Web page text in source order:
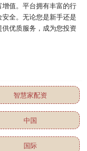
值。平台拥有丰富的行
全。无论您是新手还是
优质服务，成为您投资
智慧家配资
中国
国际